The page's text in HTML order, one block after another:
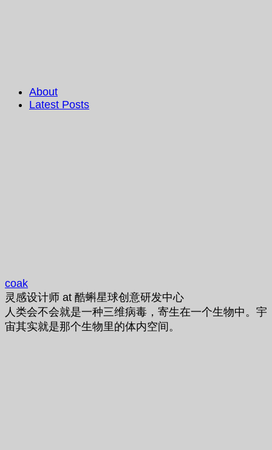
About
Latest Posts
coak
灵感设计师 at 酷蝌星球创意研发中心
人类会不会就是一种三维病毒，寄生在一个生物中。宇
宙其实就是那个生物里的体内空间。